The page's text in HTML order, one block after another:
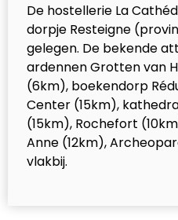
De hostellerie La
dorpje Resteigne
gelegen. De bekende
ardennen Grotten van
(6km), boekendorp
Center (15km),
(15km), Rochefort
Anne (12km),
vlakbij.